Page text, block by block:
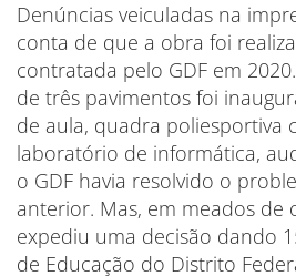
Denúncias veiculadas na
conta de que a obra foi
contratada pelo GDF em
de três pavimentos foi
de aula, quadra poliesportiva
laboratório de informática,
o GDF havia resolvido o
anterior. Mas, em meados de
expediu uma decisão dando
de Educação do Distrito